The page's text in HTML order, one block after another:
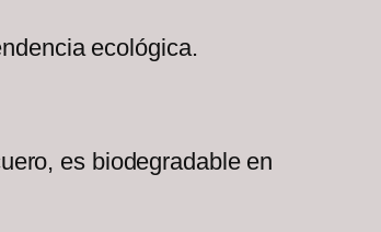
ecológica.
es biodegradable en